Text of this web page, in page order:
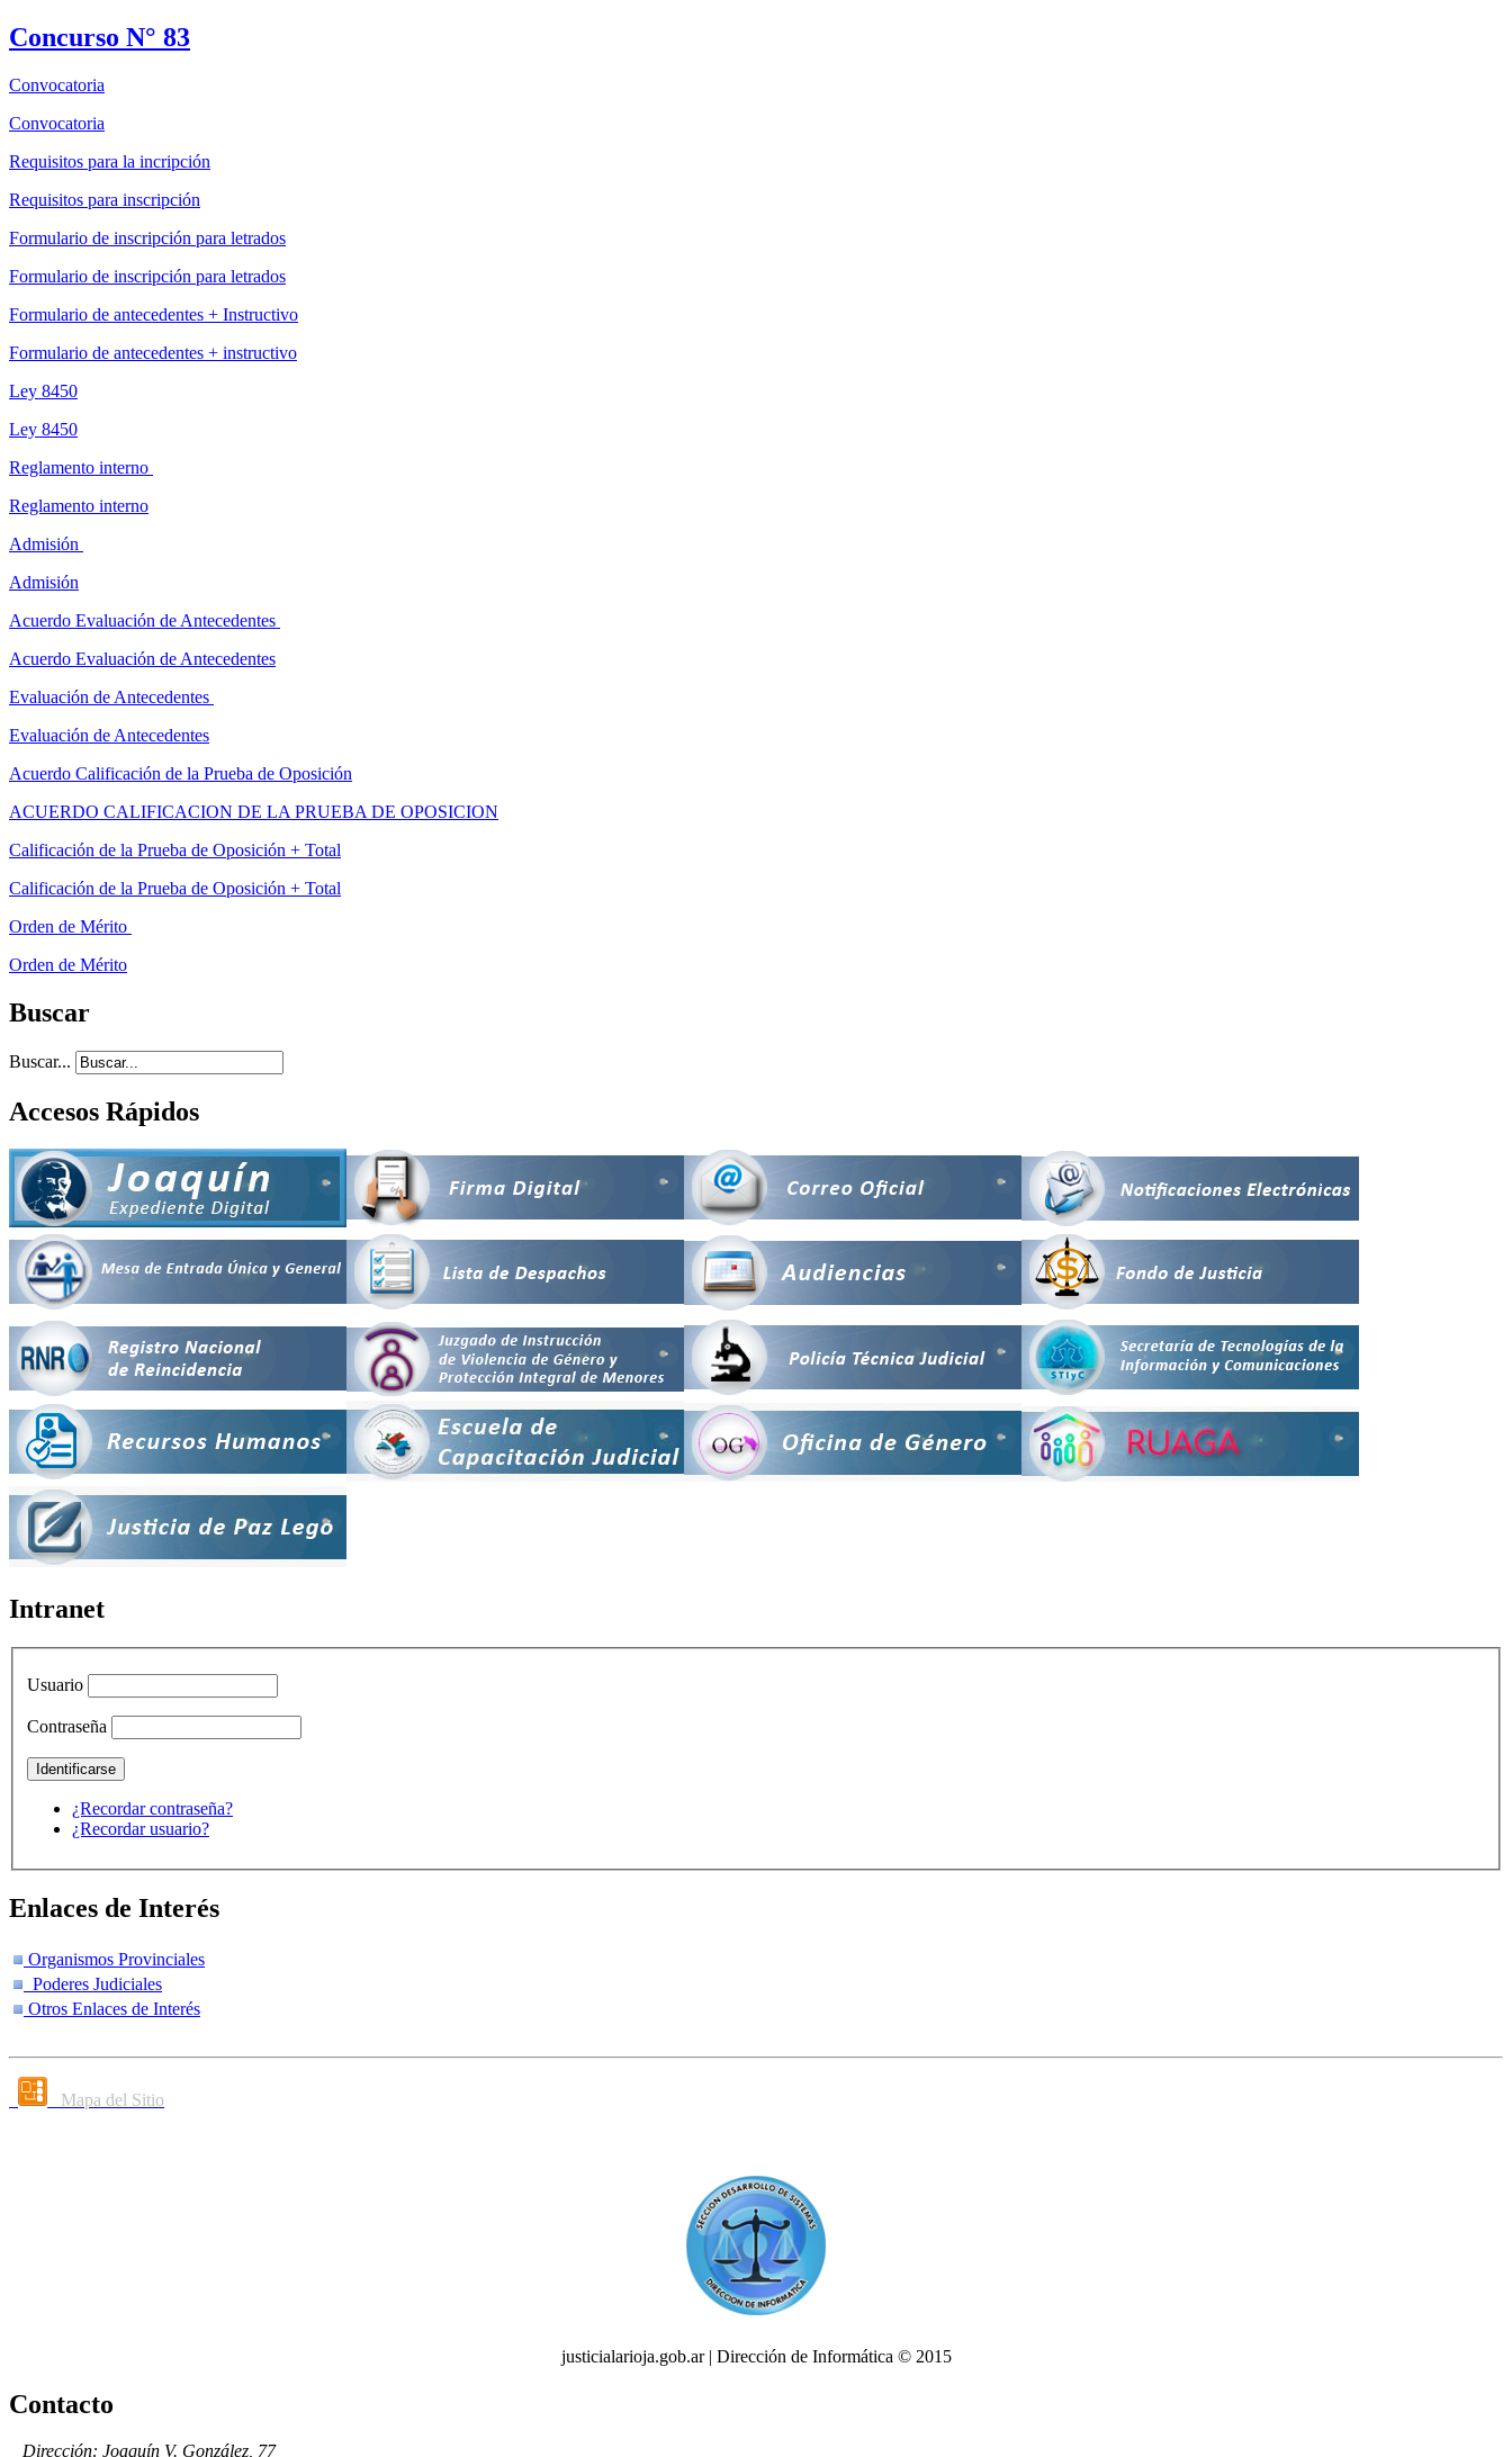
Concurso N° 83
Convocatoria
Convocatoria
Requisitos para la incripción
Requisitos para inscripción
Formulario de inscripción para letrados
Formulario de inscripción para letrados
Formulario de antecedentes + Instructivo
Formulario de antecedentes + instructivo
Ley 8450
Ley 8450
Reglamento interno
Reglamento interno
Admisión
Admisión
Acuerdo Evaluación de Antecedentes
Acuerdo Evaluación de Antecedentes
Evaluación de Antecedentes
Evaluación de Antecedentes
Acuerdo Calificación de la Prueba de Oposición
ACUERDO CALIFICACION DE LA PRUEBA DE OPOSICION
Calificación de la Prueba de Oposición + Total
Calificación de la Prueba de Oposición + Total
Orden de Mérito
Orden de Mérito
Buscar
Buscar...
Accesos Rápidos
Intranet
Usuario
Contraseña
¿Recordar contraseña?
¿Recordar usuario?
Enlaces de Interés
Organismos Provinciales
Poderes Judiciales
Otros Enlaces de Interés
Mapa del Sitio
justicialarioja.gob.ar | Dirección de Informática © 2015
Contacto
Dirección: Joaquín V. González, 77